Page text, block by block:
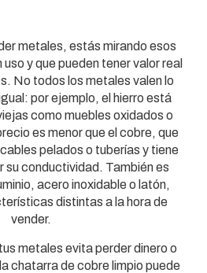
metales, estás mirando esos
y que pueden tener valor real
No todos los metales valen lo
por ejemplo, el hierro está
como muebles oxidados o
es menor que el cobre, que
pelados o tuberías y tiene
su conductividad. También es
acero inoxidable o latón,
distintas a la hora de
vender.
metales evita perder dinero o
chatarra de cobre limpio puede